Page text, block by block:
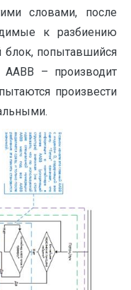
словами, после
к разбиению
попытавшийся
AABB – производит
произвести